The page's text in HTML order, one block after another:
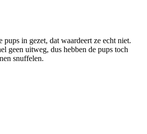
in gezet, dat waardeert ze echt niet.
geen uitweg, dus hebben de pups toch
snuffelen.